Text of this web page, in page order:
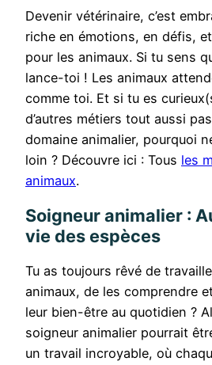
Devenir vétérinaire, c’est
riche en émotions, en défis,
pour les animaux. Si tu sens
lance-toi ! Les animaux
comme toi. Et si tu es
d’autres métiers tout aussi
domaine animalier, pourquoi
loin ? Découvre ici : Tous les
animaux.
Soigneur animalier :
vie des espèces
Tu as toujours rêvé de
animaux, de les comprendre
leur bien-être au quotidien ?
soigneur animalier pourrait
un travail incroyable, où